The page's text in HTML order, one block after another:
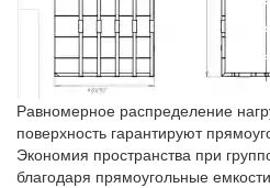
Равномерное распределение
поверхность гарантируют
Экономия пространства при
благодаря прямоугольные